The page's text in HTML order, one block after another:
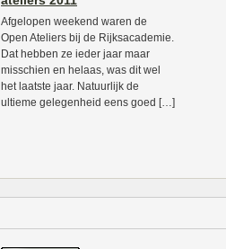
Afgelopen weekend waren de
Open Ateliers bij de Rijksacademie.
Dat hebben ze ieder jaar maar
misschien en helaas, was dit wel
het laatste jaar. Natuurlijk de
ultieme gelegenheid eens goed […]